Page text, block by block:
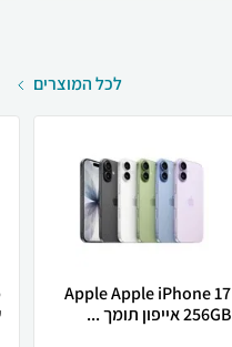
לכל המוצרים
Apple Apple iPhone 17
256GB אייפון תומך ...